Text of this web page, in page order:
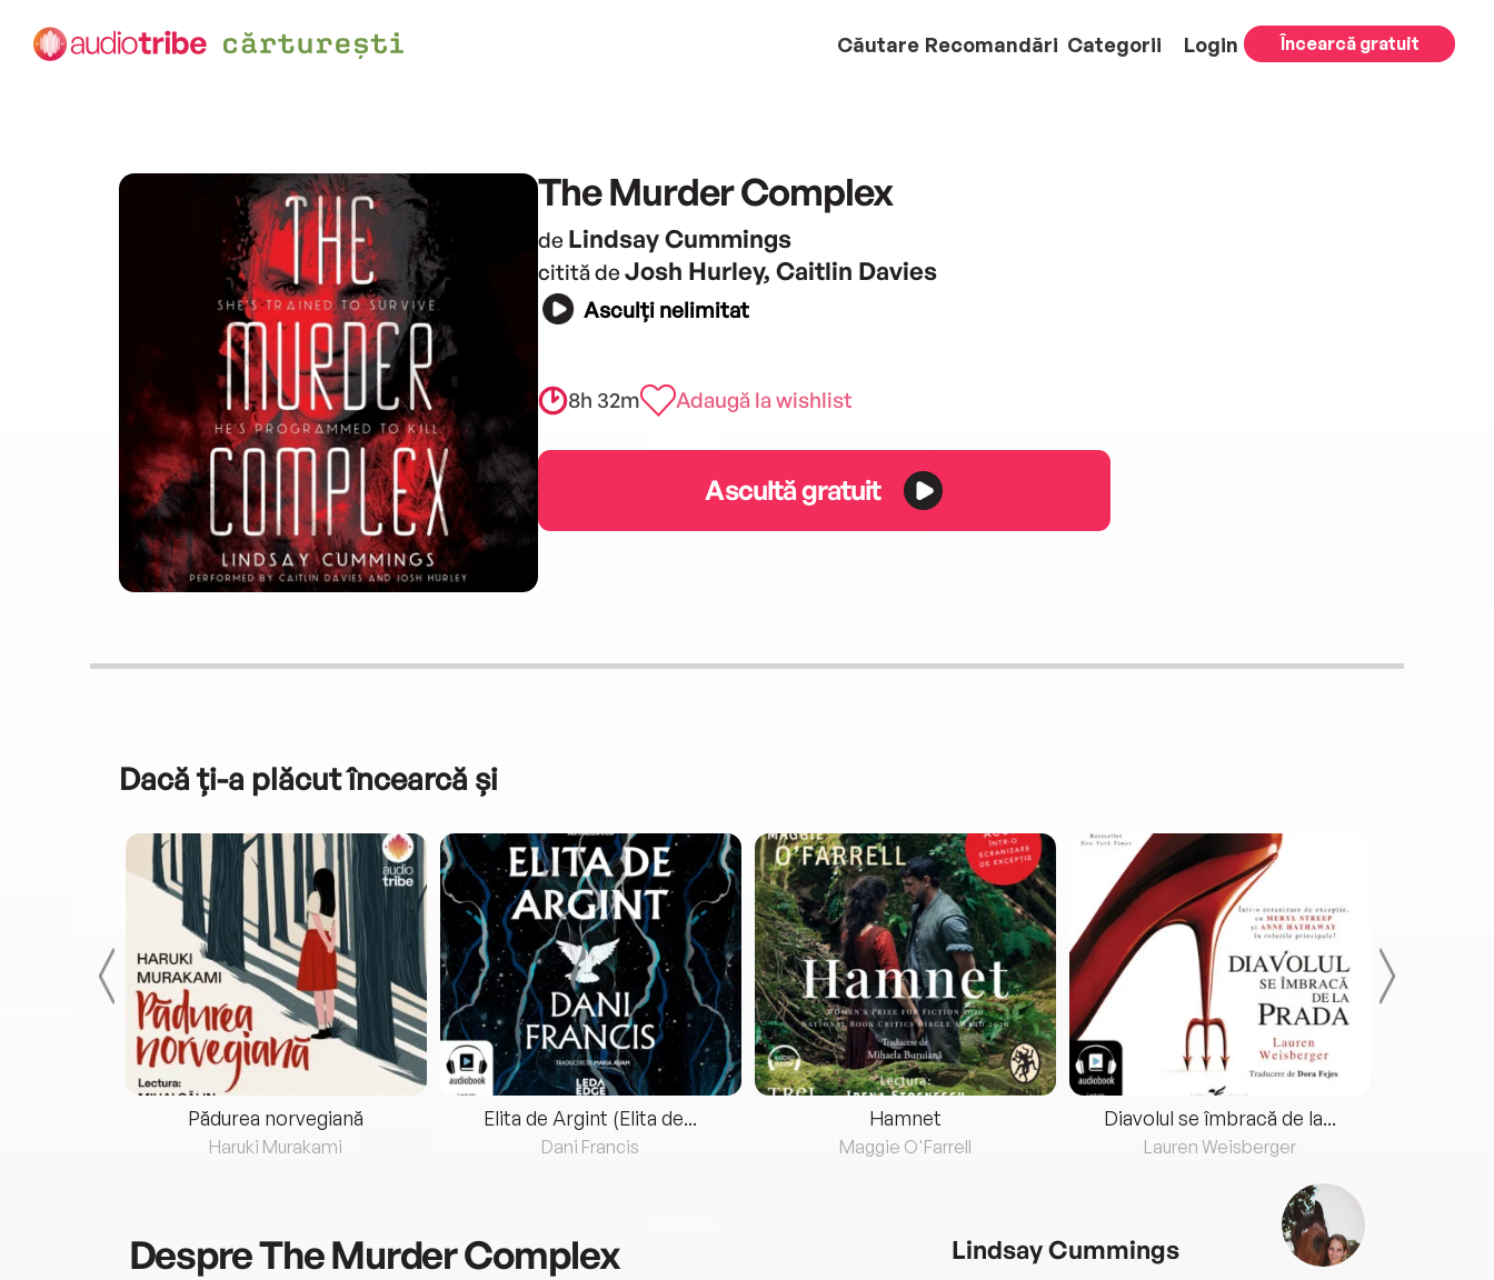
Căutare Recomandări Categorii Login Încearcă gratuit
The Murder Complex
de Lindsay Cummings
citită de Josh Hurley, Caitlin Davies
Asculți nelimitat
8h 32m Adaugă la wishlist
Ascultă gratuit
Dacă ți-a plăcut încearcă și
Pădurea norvegiană
Haruki Murakami
Elita de Argint (Elita de...
Dani Francis
Hamnet
Maggie O'Farrell
Diavolul se îmbracă de la...
Lauren Weisberger
DespreThe Murder Complex Lindsay Cummings